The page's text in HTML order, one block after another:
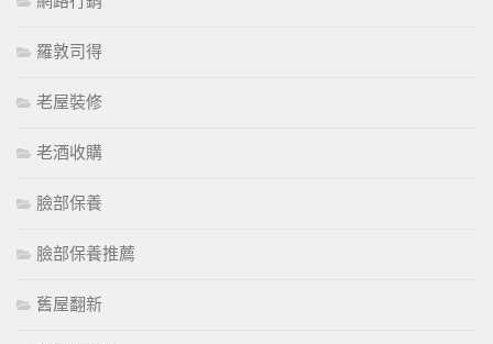
羅敦司得
老屋裝修
老酒收購
臉部保養
臉部保養推薦
舊屋翻新